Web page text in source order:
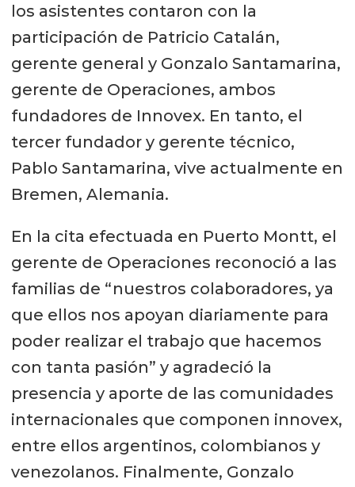
los asistentes contaron con la
participación de Patricio Catalán,
gerente general y Gonzalo Santamarina,
gerente de Operaciones, ambos
fundadores de Innovex. En tanto, el
tercer fundador y gerente técnico,
Pablo Santamarina, vive actualmente en
Bremen, Alemania.
En la cita efectuada en Puerto Montt, el
gerente de Operaciones reconoció a las
familias de “nuestros colaboradores, ya
que ellos nos apoyan diariamente para
poder realizar el trabajo que hacemos
con tanta pasión” y agradeció la
presencia y aporte de las comunidades
internacionales que componen innovex,
entre ellos argentinos, colombianos y
venezolanos. Finalmente, Gonzalo